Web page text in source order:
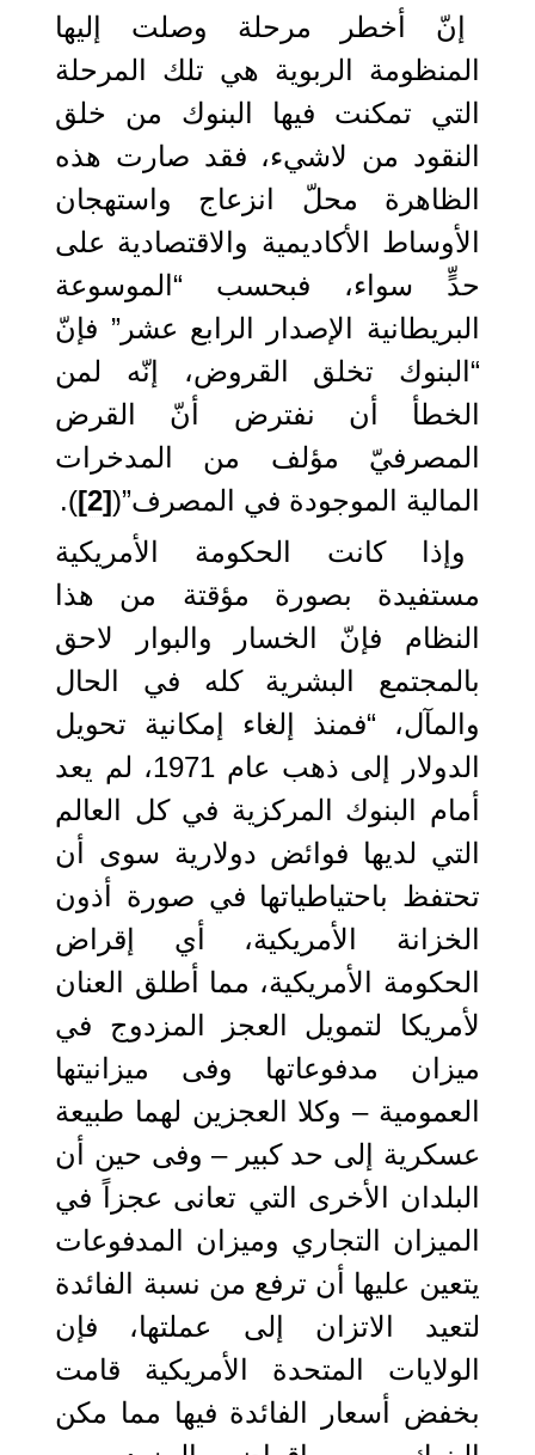
إنّ أخطر مرحلة وصلت إليها
المنظومة الربوية هي تلك المرحلة
التي تمكنت فيها البنوك من خلق
النقود من لاشيء، فقد صارت هذه
الظاهرة محلّ انزعاج واستهجان
الأوساط الأكاديمية والاقتصادية على
حدٍّ سواء، فبحسب “الموسوعة
البريطانية الإصدار الرابع عشر” فإنّ
“البنوك تخلق القروض، إنّه لمن
الخطأ أن نفترض أنّ القرض
المصرفيّ مؤلف من المدخرات
المالية الموجودة في المصرف”([2]
).
وإذا كانت الحكومة الأمريكية
مستفيدة بصورة مؤقتة من هذا
النظام فإنّ الخسار والبوار لاحق
بالمجتمع البشرية كله في الحال
والمآل، “فمنذ إلغاء إمكانية تحويل
الدولار إلى ذهب عام 1971، لم يعد
أمام البنوك المركزية في كل العالم
التي لديها فوائض دولارية سوى أن
تحتفظ باحتياطياتها في صورة أذون
الخزانة الأمريكية، أي إقراض
الحكومة الأمريكية، مما أطلق العنان
لأمريكا لتمويل العجز المزدوج في
ميزان مدفوعاتها وفى ميزانيتها
العمومية – وكلا العجزين لهما طبيعة
عسكرية إلى حد كبير – وفى حين أن
البلدان الأخرى التي تعانى عجزاً في
الميزان التجاري وميزان المدفوعات
يتعين عليها أن ترفع من نسبة الفائدة
لتعيد الاتزان إلى عملتها، فإن
الولايات المتحدة الأمريكية قامت
بخفض أسعار الفائدة فيها مما مكن